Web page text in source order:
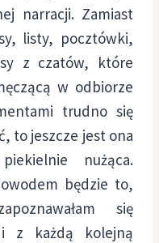
narracji. Zamiast
listy, pocztówki,
z czatów, które
w odbiorze
trudno się
to jeszcze jest ona
nużąca.
będzie to,
się
z każdą kolejną